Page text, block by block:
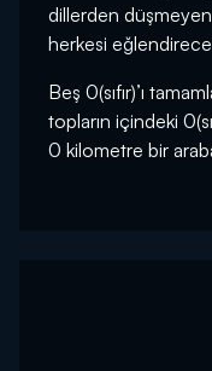
dillerden düşmeyen
herkesi
Beş 0(sıfır)’ı
topların içindeki
0 kilometre bir